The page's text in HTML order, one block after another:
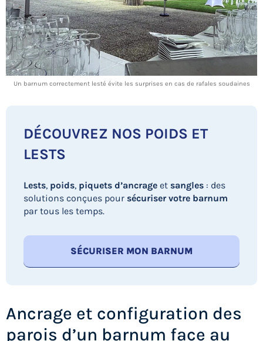
Un barnum correctement lesté évite les surprises en cas de rafales soudaines
DÉCOUVREZ NOS POIDS ET
LESTS
Lests, poids, piquets d’ancrage et sangles : des
solutions conçues pour sécuriser votre barnum
par tous les temps.
SÉCURISER MON BARNUM
Ancrage et configuration des
parois d’un barnum face au